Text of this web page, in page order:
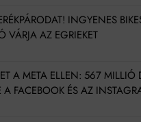
INGYENES
VÁRJA AZ EGRIEKET
A META ELLEN: 567 MILLIÓ
A FACEBOOK ÉS AZ